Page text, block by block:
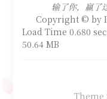
输了你，赢了
Copyright © by
Load Time 0.680
50.64 MB
Theme